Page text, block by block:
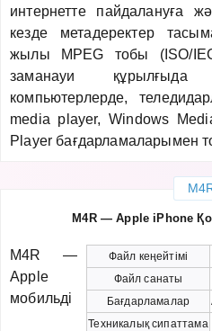
интернетте пайдалануға
кезде метадеректер
жылы MPEG тобы (ISO/
заманауи
компьютерлерде,
media player, Windows
Player бағдарламаларымен
M4R — Apple iPhone
Файл кеңейтімі
Файл санаты
Бағдарламалар
Техникалық сипаттама
M4R —
Apple
мобильді